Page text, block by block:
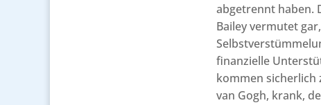
abgetrennt haben.
Bailey vermutet
finanzielle
kommen sicherlich
van Gogh, krank,